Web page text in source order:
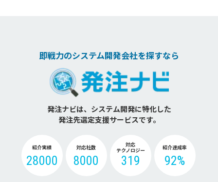
即戦力のシステム開発会社を探すなら
発注ナビは、システム開発に特化した
発注先選定支援サービスです。
紹介実績
28000
対応社数
8000
対応
テクノロジー
319
紹介達成率
92%